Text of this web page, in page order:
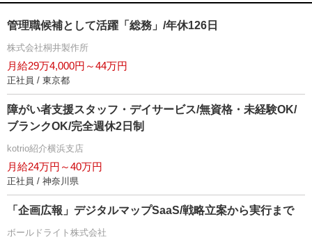
管理職候補として活躍「総務」/年休126日
株式会社桐井製作所
月給29万4,000円～44万円
正社員 / 東京都
障がい者支援スタッフ・デイサービス/無資格・未経験OK/
ブランクOK/完全週休2日制
kotrio紹介横浜支店
月給24万円～40万円
正社員 / 神奈川県
「企画広報」デジタルマップSaaS/戦略立案から実行まで
ボールドライト株式会社